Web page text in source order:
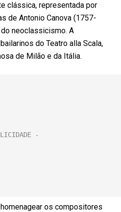
clássica, representada por
de Antonio Canova (1757-
neoclassicismo. A
do Teatro alla Scala,
de Milão e da Itália.
os compositores